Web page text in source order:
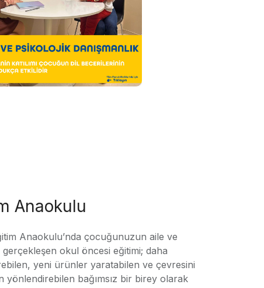
Anaokulu
Anaokulu’nda çocuğunuzun aile ve
okul öncesi eğitimi; daha
yeni ürünler yaratabilen ve çevresini
yönlendirebilen bağımsız bir birey olarak